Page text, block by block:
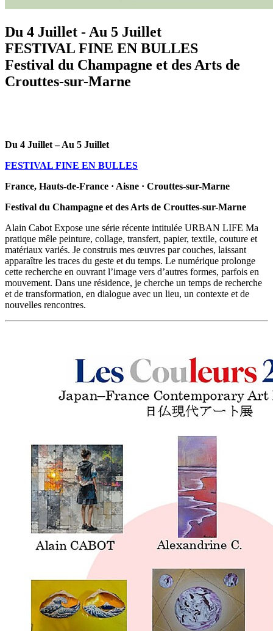
Du 4 Juillet - Au 5 Juillet
FESTIVAL FINE EN BULLES
Festival du Champagne et des Arts de
Crouttes-sur-Marne
Du 4 Juillet – Au 5 Juillet
FESTIVAL FINE EN BULLES
France, Hauts-de-France · Aisne · Crouttes-sur-Marne
Festival du Champagne et des Arts de Crouttes-sur-Marne
Alain Cabot Expose une série récente intitulée URBAN LIFE Ma
pratique mêle peinture, collage, transfert, papier, textile, couture et
matériaux variés. Je construis mes œuvres par couches, laissant
apparaître les traces du geste et du temps. Le numérique prolonge
cette recherche en ouvrant l’image vers d’autres formes, parfois en
mouvement. Dans une résidence, je cherche un temps de recherche
et de transformation, en dialogue avec un lieu, un contexte et de
nouvelles rencontres.